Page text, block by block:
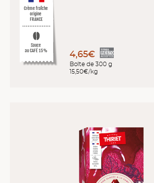
Crème fraîche
origine
FRANCE
Sauce
au CAFÉ 15% 4,65€
Boîte de 300 g
15,50€/kg